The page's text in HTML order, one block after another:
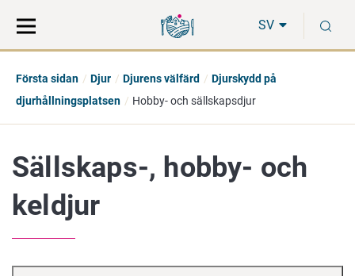
direkt
till
på
hela
SV
Första sidan Djur Djurens välfärd
Djurskydd på
djurhållningsplatsen
Hobby- och sällskapsdjur
Sällskaps-, hobby- och
keldjur